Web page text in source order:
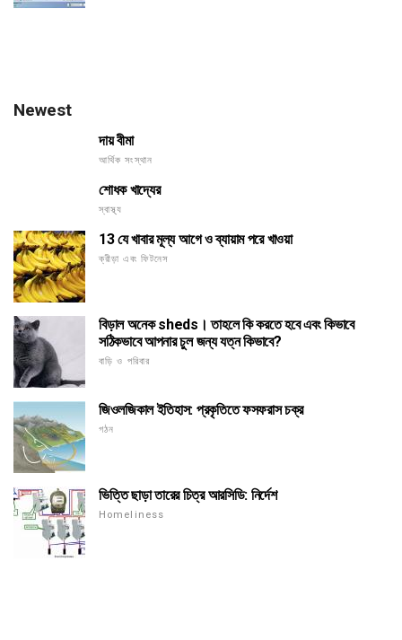
Newest
দায় বীমা
আর্থিক সংস্থান
শোধক খাদ্যের
স্বাস্থ্য
13 যে খাবার মূল্য আগে ও ব্যায়াম পরে খাওয়া
ক্রীড়া এবং ফিটনেস
বিড়াল অনেক sheds। তাহলে কি করতে হবে এবং কিভাবে
সঠিকভাবে আপনার চুল জন্য যত্ন কিভাবে?
বাড়ি ও পরিবার
জিওলজিকাল ইতিহাস: প্রকৃতিতে ফসফরাস চক্র
গঠন
ভিত্তি ছাড়া তারের চিত্র আরসিডি: নির্দেশ
Homeliness